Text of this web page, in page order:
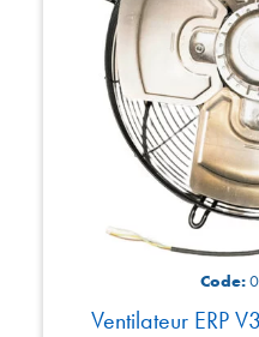
Code:
Ventilateur ERP